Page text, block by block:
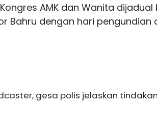
AMK dan Wanita
Bahru dengan hari pengundian
gesa polis jelaskan tindakan